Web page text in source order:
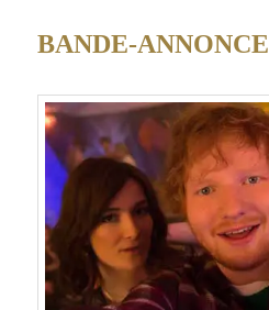
BANDE-ANNONCE